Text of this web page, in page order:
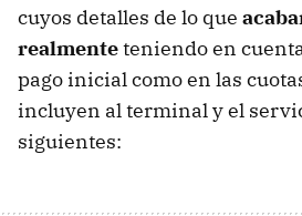
cuyos detalles de lo que
realmenteteniendo en
pago inicial como en las
incluyen al terminal y el
siguientes: